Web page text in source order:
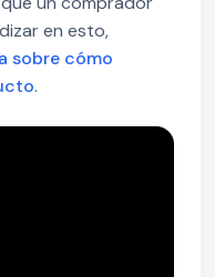
en esto,
sobre cómo
.